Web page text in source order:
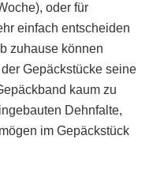
oder für
einfach entscheiden
zuhause können
Gepäckstücke seine
kaum zu
Dehnfalte,
im Gepäckstück